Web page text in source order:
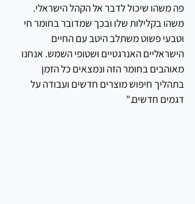
פה משהו שיכול לדבר אל הקהל הישראלי.
משהו בקלילות שלו ובכך שמדובר בחומר חי
וטבעי פשוט משתלב היטב עם החיים
הישראליים האנרגטיים ושטופי השמש. אנחנו
מאוהבים בחומר הזה ונמצאים כל הזמן
בתהליך חיפוש מוצרים חדשים ועבודה על
דגמים חדשים."